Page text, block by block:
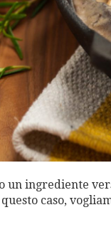
un ingrediente
caso,